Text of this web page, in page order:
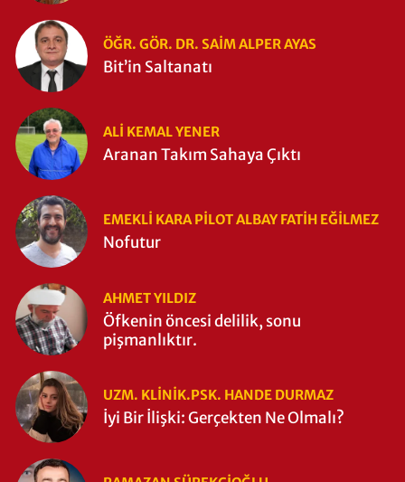
ÖĞR. GÖR. DR. SAIM ALPER AYAS
Bit’in Saltanatı
ALI KEMAL YENER
Aranan Takım Sahaya Çıktı
EMEKLI KARA PILOT ALBAY FATIH EĞİLMEZ
Nofutur
AHMET YILDIZ
Öfkenin öncesi delilik, sonu
pişmanlıktır.
UZM. KLINIK.PSK. HANDE DURMAZ
İyi Bir İlişki: Gerçekten Ne Olmalı?